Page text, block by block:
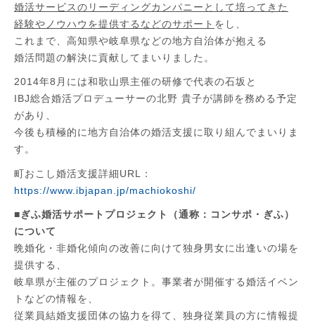
婚活サービスのリーディングカンパニーとして培ってきた
経験やノウハウを提供するなどのサポート をし、
これまで、高知県や岐阜県などの地方自治体が抱える
婚活問題の解決に貢献してまいりました。
2014年8月には和歌山県主催の研修で代表の石坂と
IBJ総合婚活プロデューサーの北野 貴子が講師を務める予定
があり、
今後も積極的に地方自治体の婚活支援に取り組んでまいりま
す。
町おこし婚活支援詳細URL：
https://www.ibjapan.jp/machiokoshi/
■ぎふ婚活サポートプロジェクト（通称：コンサポ・ぎふ）
について
晩婚化・非婚化傾向の改善に向けて独身男女に出逢いの場を
提供する、
岐阜県が主催のプロジェクト。事業者が開催する婚活イベン
トなどの情報を、
従業員結婚支援団体の協力を得て、独身従業員の方に情報提